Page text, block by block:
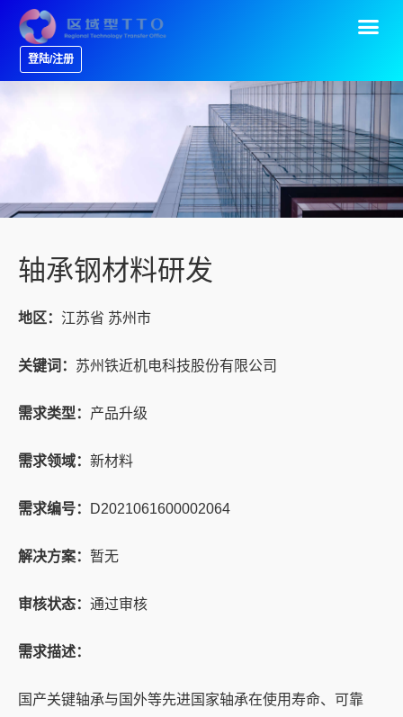
登陆/注册
轴承钢材料研发
地区： 江苏省 苏州市
关键词： 苏州铁近机电科技股份有限公司
需求类型： 产品升级
需求领域： 新材料
需求编号： D2021061600002064
解决方案： 暂无
审核状态： 通过审核
需求描述：
国产关键轴承与国外等先进国家轴承在使用寿命、可靠